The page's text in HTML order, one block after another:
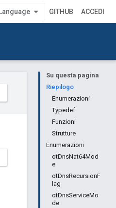
GITHUB ACCEDI
Su questa pagina
Riepilogo
Enumerazioni
Typedef
Funzioni
Strutture
Enumerazioni
otDnsNat64Mod
e
otDnsRecursionF
lag
otDnsServiceMo
de